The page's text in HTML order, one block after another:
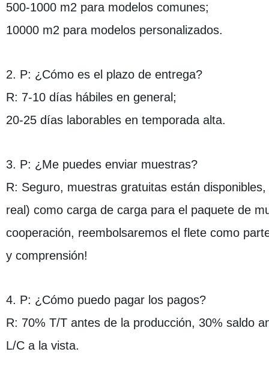
500-1000 m2 para modelos comunes;
10000 m2 para modelos personalizados.
2. P: ¿Cómo es el plazo de entrega?
R: 7-10 días hábiles en general;
20-25 días laborables en temporada alta.
3. P: ¿Me puedes enviar muestras?
R: Seguro, muestras gratuitas están
real) como carga de carga para el paquete de
cooperación, reembolsaremos el flete como
y comprensión!
4. P: ¿Cómo puedo pagar los pagos?
R: 70% T/T antes de la producción, 30% saldo
L/C a la vista.